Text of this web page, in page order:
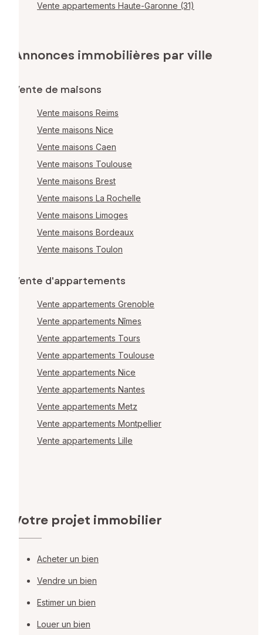
Vente appartements Haute-Garonne (31)
Annonces immobilières par ville
Vente de maisons
Vente maisons Reims
Vente maisons Nice
Vente maisons Caen
Vente maisons Toulouse
Vente maisons Brest
Vente maisons La Rochelle
Vente maisons Limoges
Vente maisons Bordeaux
Vente maisons Toulon
Vente d'appartements
Vente appartements Grenoble
Vente appartements Nîmes
Vente appartements Tours
Vente appartements Toulouse
Vente appartements Nice
Vente appartements Nantes
Vente appartements Metz
Vente appartements Montpellier
Vente appartements Lille
Votre projet immobilier
Acheter un bien
Vendre un bien
Estimer un bien
Louer un bien